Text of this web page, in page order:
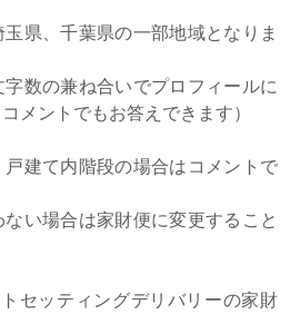
県、千葉県の一部地域となりま
字数の兼ね合いでプロフィールに
メントでもお答えできます）
建て内階段の場合はコメントで
い場合は家財便に変更すること
セッティングデリバリーの家財